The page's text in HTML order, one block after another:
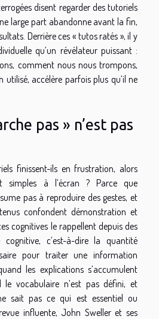
disent regarder des tutoriels
large part abandonne avant la fin,
Derrière ces « tutos ratés », il y
qu’un révélateur puissant :
comment nous nous trompons,
utilisé, accélère parfois plus qu’il ne
pas » n’est pas
finissent-ils en frustration, alors
simples à l’écran ? Parce que
pas à reproduire des gestes, et
confondent démonstration et
cognitives le rappellent depuis des
c’est-à-dire la quantité
pour traiter une information
les explications s’accumulent
le vocabulaire n’est pas défini, et
sait pas ce qui est essentiel ou
influente, John Sweller et ses